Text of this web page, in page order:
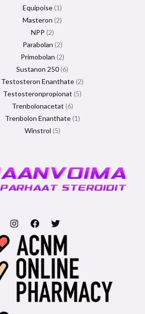
Equipoise 1
Masteron 2
NPP 2
Parabolan 2
Primobolan 2
Sustanon 250 6
Testosteron Enanthate 2
Testosteronpropionat 5
Trenbolonacetat 6
Trenbolon Enanthate 1
Winstrol 5